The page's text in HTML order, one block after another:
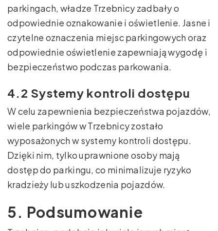
parkingach, władze Trzebnicy zadbały o
odpowiednie oznakowanie i oświetlenie. Jasne i
czytelne oznaczenia miejsc parkingowych oraz
odpowiednie oświetlenie zapewniają wygodę i
bezpieczeństwo podczas parkowania.
4.2 Systemy kontroli dostępu
W celu zapewnienia bezpieczeństwa pojazdów,
wiele parkingów w Trzebnicy zostało
wyposażonych w systemy kontroli dostępu.
Dzięki nim, tylko uprawnione osoby mają
dostęp do parkingu, co minimalizuje ryzyko
kradzieży lub uszkodzenia pojazdów.
5. Podsumowanie